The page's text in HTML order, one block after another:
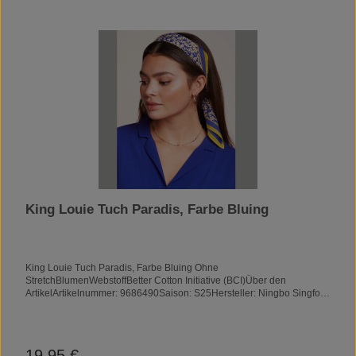
King Louie Tuch Paradis, Farbe Bluing
King Louie Tuch Paradis, Farbe Bluing Ohne
StretchBlumenWebstoffBetter Cotton Initiative (BCI)Über den
ArtikelArtikelnummer: 9686490Saison: S25Hersteller: Ningbo Singfor